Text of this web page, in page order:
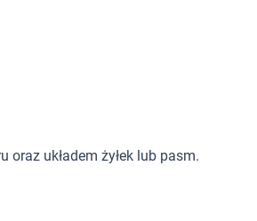
układem żyłek lub pasm.